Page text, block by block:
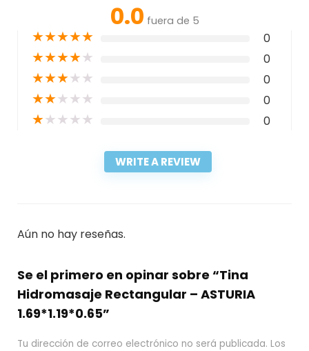
0.0 fuera de 5
★★★★★ 0
★★★★★ 0
★★★★★ 0
★★★★★ 0
★★★★★ 0
WRITE A REVIEW
Aún no hay reseñas.
Se el primero en opinar sobre “Tina
Hidromasaje Rectangular – ASTURIA
1.69*1.19*0.65”
Tu dirección de correo electrónico no será publicada. Los